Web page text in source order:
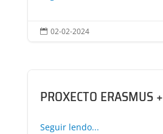
 02-02-2024
PROXECTO ERASMUS +
Seguir lendo...